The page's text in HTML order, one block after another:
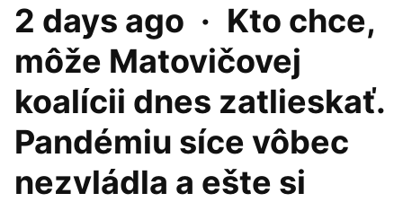
2 days ago · Kto chce,
môže Matovičovej
koalícii dnes zatlieskať.
Pandémiu síce vôbec
nezvládla a ešte si